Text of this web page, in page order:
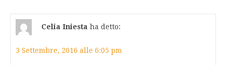
Celia Iniesta ha detto:
3 Settembre, 2016 alle 6:05 pm